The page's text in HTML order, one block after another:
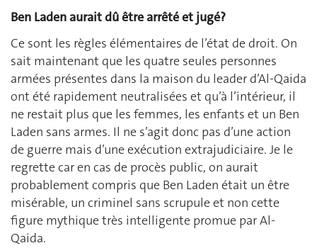
Ben Laden aurait dû être arrêté et jugé?
Ce sont les règles élémentaires de l’état de droit. On
sait maintenant que les quatre seules personnes
armées présentes dans la maison du leader d’Al-Qaida
ont été rapidement neutralisées et qu’à l’intérieur, il
ne restait plus que les femmes, les enfants et un Ben
Laden sans armes. Il ne s’agit donc pas d’une action
de guerre mais d’une exécution extrajudiciaire. Je le
regrette car en cas de procès public, on aurait
probablement compris que Ben Laden était un être
misérable, un criminel sans scrupule et non cette
figure mythique très intelligente promue par Al-
Qaida.